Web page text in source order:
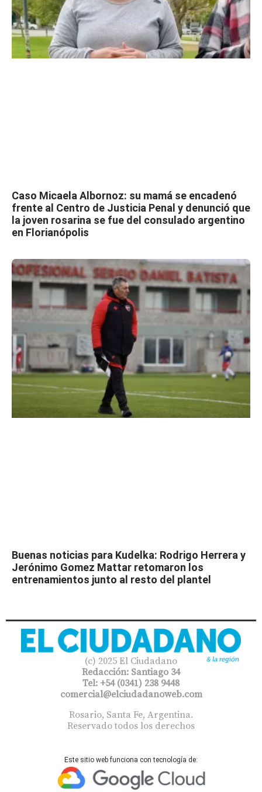
Caso Micaela Albornoz: su mamá se encadenó
frente al Centro de Justicia Penal y denunció que
la joven rosarina se fue del consulado argentino
en Florianópolis
Buenas noticias para Kudelka: Rodrigo Herrera y
Jerónimo Gomez Mattar retomaron los
entrenamientos junto al resto del plantel
(c) 2025 El Ciudadano
Redacción: Santiago 34
Tel: +54 (0341) 238 9448
comercial@elciudadanoweb.com​
Rosario, Santa Fe, Argentina.
Reservado todos los derechos
Este sitio web funciona con tecnología de: